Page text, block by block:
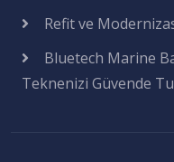
Refit ve
Bluetech Marine
Teknenizi Güvende